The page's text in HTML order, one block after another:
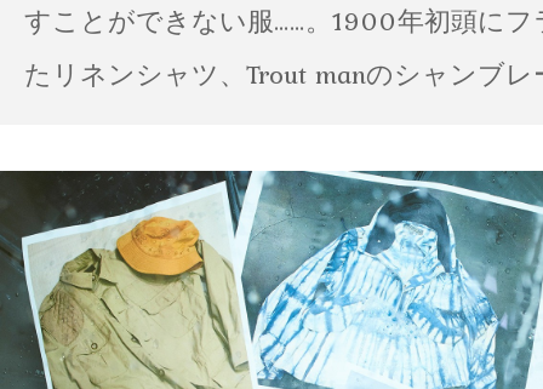
すことができない服……。1900年初頭に
たリネンシャツ、Trout manのシャンブ